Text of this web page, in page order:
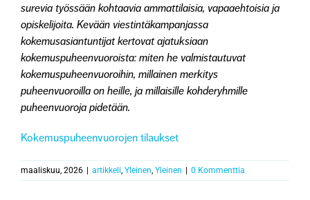
surevia työssään kohtaavia ammattilaisia, vapaaehtoisia ja
opiskelijoita. Kevään viestintäkampanjassa
kokemusasiantuntijat kertovat ajatuksiaan
kokemuspuheenvuoroista: miten he valmistautuvat
kokemuspuheenvuoroihin, millainen merkitys
puheenvuoroilla on heille, ja millaisille kohderyhmille
puheenvuoroja pidetään.
Kokemuspuheenvuorojen tilaukset
maaliskuu, 2026 artikkeli, Yleinen, Yleinen 0 Kommenttia